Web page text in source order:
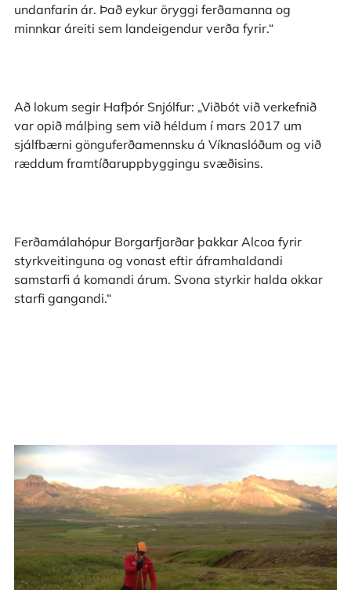
undanfarin ár. Það eykur öryggi ferðamanna og
minnkar áreiti sem landeigendur verða fyrir.“
Að lokum segir Hafþór Snjólfur: „Viðbót við verkefnið
var opið málþing sem við héldum í mars 2017 um
sjálfbærni gönguferðamennsku á Víknaslóðum og við
ræddum framtíðaruppbyggingu svæðisins.
Ferðamálahópur Borgarfjarðar þakkar Alcoa fyrir
styrkveitinguna og vonast eftir áframhaldandi
samstarfi á komandi árum. Svona styrkir halda okkar
starfi gangandi.“